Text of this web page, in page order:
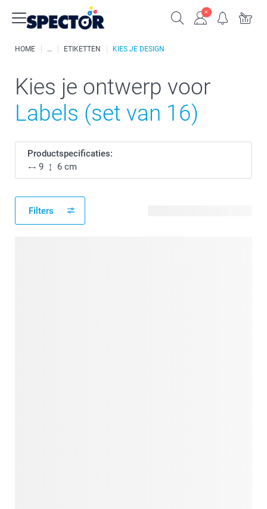
HOME ETIKETTEN KIES JE DESIGN
Kies je ontwerp voor
Labels (set van 16)
Productspecificaties:
9
6 cm
Filters